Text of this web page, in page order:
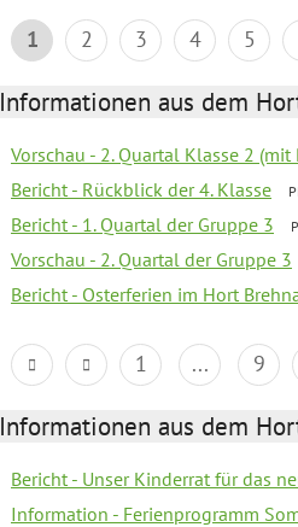
1 2 3 4 5
Informationen aus dem
Vorschau - 2. Quartal Klasse 2
Bericht - Rückblick der 4. Klasse
Bericht - 1. Quartal der Gruppe 3
Vorschau - 2. Quartal der Gruppe 3
Bericht - Osterferien im Hort
1 ... 9
Informationen aus dem
Bericht - Unser Kinderrat für das
Information - Ferienprogramm